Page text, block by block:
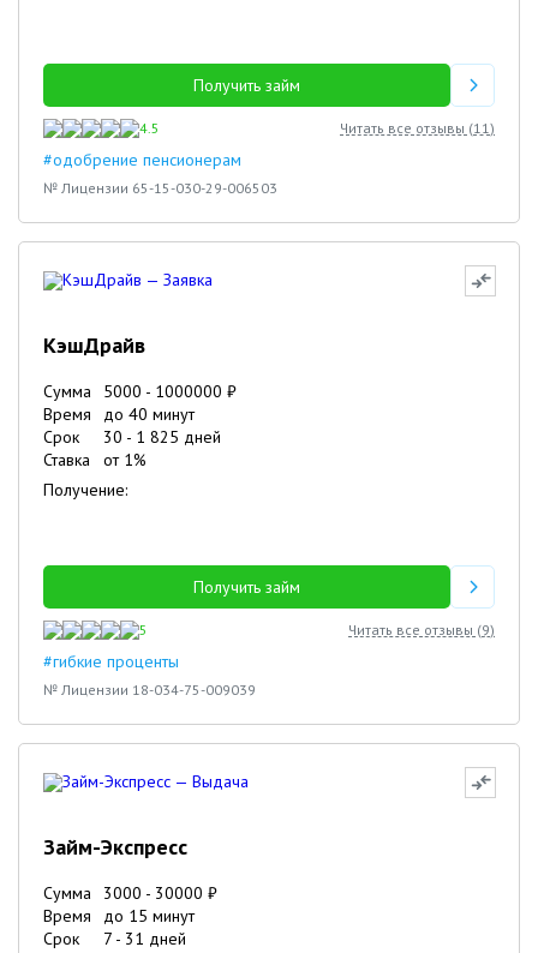
Получить займ
4.5 Читать все отзывы (11)
#одобрение пенсионерам
№ Лицензии 65-15-030-29-006503
КэшДрайв
Сумма 5000 - 1000000 ₽
Время
до 40 минут
Срок
30 - 1 825 дней
Ставка
от 1%
Получение:
Получить займ
5 Читать все отзывы (9)
#гибкие проценты
№ Лицензии 18-034-75-009039
Займ-Экспресс
Сумма 3000 - 30000 ₽
Время
до 15 минут
Срок
7 - 31 дней